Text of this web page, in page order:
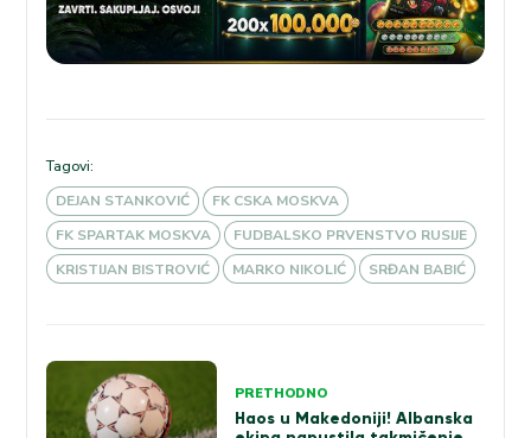
Tagovi:
DEJAN STANKOVIĆ
FK CSKA MOSKVA
FK SPARTAK MOSKVA
FUDBALSKO PRVENSTVO RUSIJE
KRISTIJAN BISTROVIĆ
MARKO NIKOLIĆ SRĐAN BABIĆ
Kretanje
članka
PRETHODNO
Haos u Makedoniji! Albanska